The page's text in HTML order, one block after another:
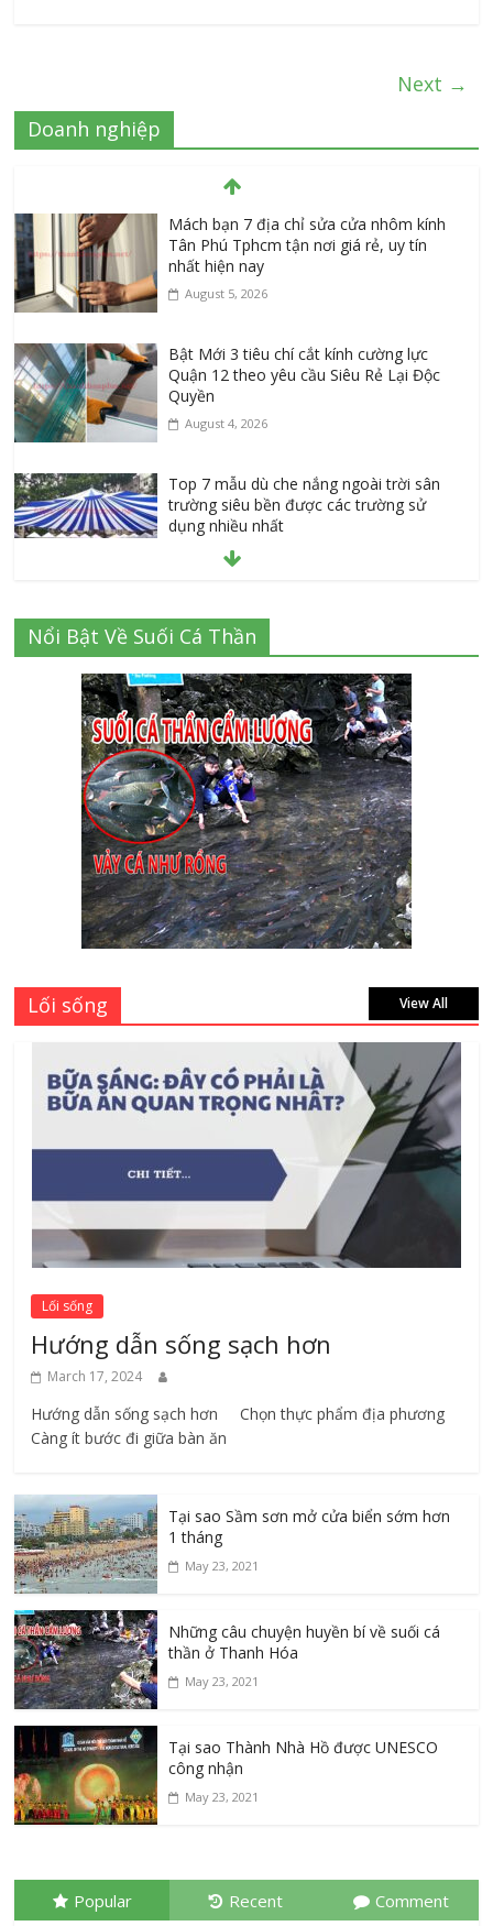
Next →
Doanh nghiệp
Mách bạn 7 địa chỉ sửa cửa nhôm kính
Tân Phú Tphcm tận nơi giá rẻ, uy tín
nhất hiện nay
August 5, 2026
Bật Mới 3 tiêu chí cắt kính cường lực
Quận 12 theo yêu cầu Siêu Rẻ Lại Độc
Quyền
August 4, 2026
Top 7 mẫu dù che nắng ngoài trời sân
trường siêu bền được các trường sử
dụng nhiều nhất
July 20, 2026
Danh sách 8 đại lý bán tập vở học sinh
giá sỉ tại Tphcm uy tín được đánh giá
High
July 16, 2026
Cập nhật mới nhất: Vở học sinh 96 trang
giá bao nhiêu tại 3 đại lý lớn có tiếng ở
Tphcm hiện nay?
July 9, 2026
Bảng giá vách ngăn nhôm kính cửa lùa
Siêu Rẻ mới nhất 2026 – Chất lượng cực
đỉnh
August 7, 2026
Nổi Bật Về Suối Cá Thần
Lối sống View All
Lối sống
Hướng dẫn sống sạch hơn
March 17, 2024
Hướng dẫn sống sạch hơn Chọn thực phẩm địa phương ​
Càng ít bước đi giữa bàn ăn
Tại sao Sầm sơn mở cửa biển sớm hơn
1 tháng
May 23, 2021
Những câu chuyện huyền bí về suối cá
thần ở Thanh Hóa
May 23, 2021
Tại sao Thành Nhà Hồ được UNESCO
công nhận
May 23, 2021
Popular Recent Comment